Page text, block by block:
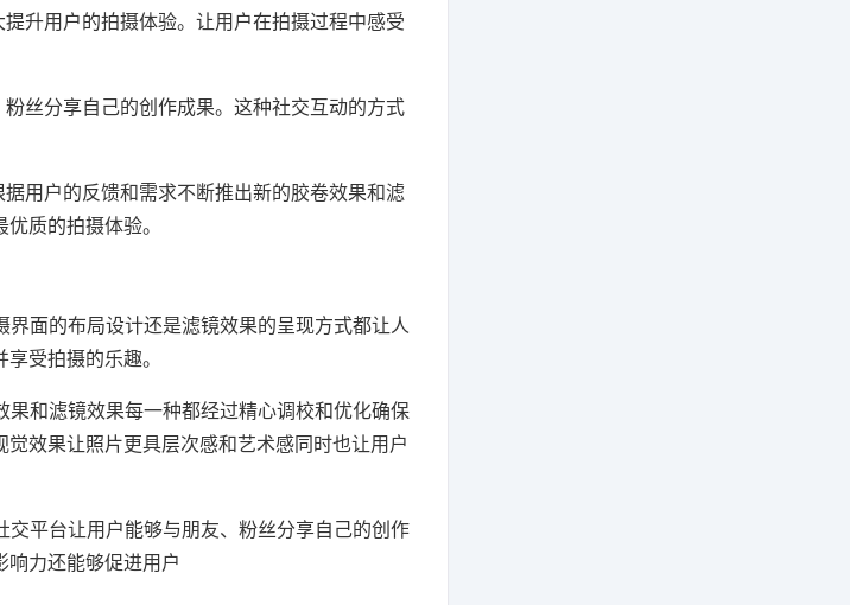
升用户的拍摄体验。让用户在拍摄过程中感受
丝分享自己的创作成果。这种社交互动的方式
用户的反馈和需求不断推出新的胶卷效果和滤
质的拍摄体验。
面的布局设计还是滤镜效果的呈现方式都让人
受拍摄的乐趣。
和滤镜效果每一种都经过精心调校和优化确保
效果让照片更具层次感和艺术感同时也让用户
平台让用户能够与朋友、粉丝分享自己的创作
力还能够促进用户